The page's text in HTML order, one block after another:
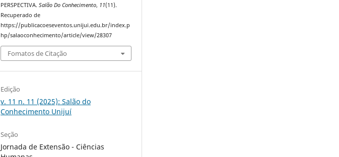
PERSPECTIVA.Salão Do Conhecimento, 11(11).
Recuperado de
https://publicacoeseventos.unijui.edu.br/index.p
hp/salaoconhecimento/article/view/28307
Fomatos de Citação
Edição
v. 11 n. 11 (2025): Salão do
Conhecimento Unijuí
Seção
Jornada de Extensão - Ciências